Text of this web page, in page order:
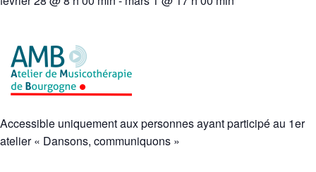
Accessible uniquement aux personnes ayant participé au 1er
atelier « Dansons, communiquons »